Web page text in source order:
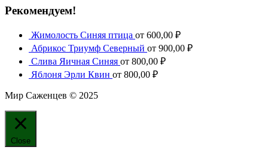
Рекомендуем!
Жимолость Синяя птица от 600,00 ₽
Абрикос Триумф Северный от 900,00 ₽
Слива Яичная Синяя от 800,00 ₽
Яблоня Эрли Квин от 800,00 ₽
Мир Саженцев © 2025
Close